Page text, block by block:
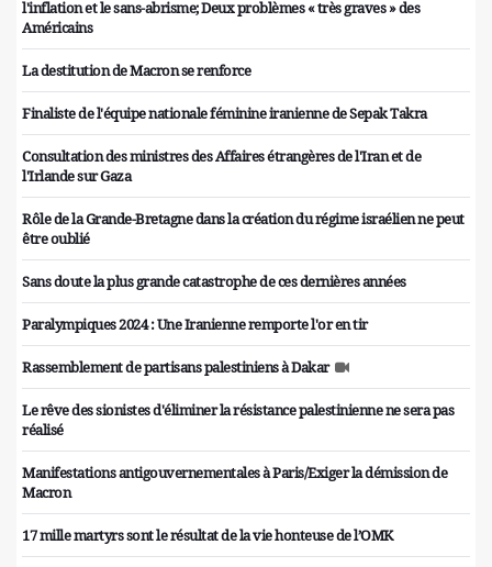
l'inflation et le sans-abrisme; Deux problèmes « très graves » des
Américains
La destitution de Macron se renforce
Finaliste de l'équipe nationale féminine iranienne de Sepak Takra
Consultation des ministres des Affaires étrangères de l'Iran et de
l'Irlande sur Gaza
Rôle de la Grande-Bretagne dans la création du régime israélien ne peut
être oublié
Sans doute la plus grande catastrophe de ces dernières années
Paralympiques 2024 : Une Iranienne remporte l'or en tir
Rassemblement de partisans palestiniens à Dakar
Le rêve des sionistes d'éliminer la résistance palestinienne ne sera pas
réalisé
Manifestations antigouvernementales à Paris/Exiger la démission de
Macron
17 mille martyrs sont le résultat de la vie honteuse de l’OMK